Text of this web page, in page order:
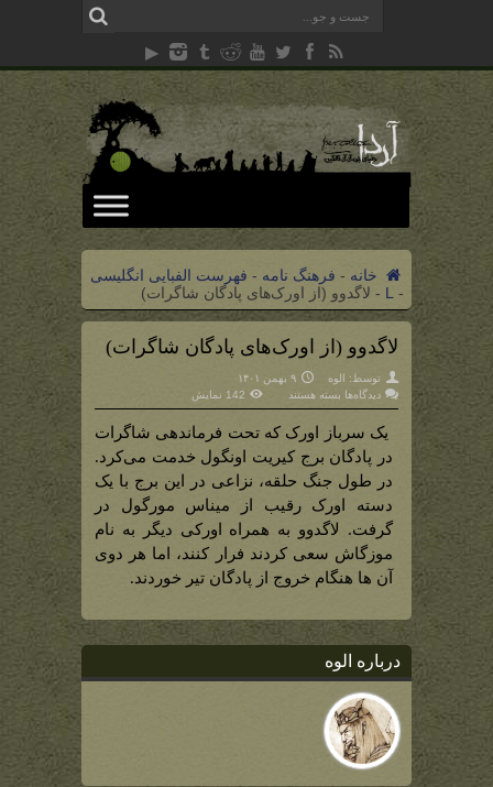
خانه - فرهنگ نامه - فهرست الفبایی انگلیسی
-
L
- لاگدوو (از اورک‌های پادگان شاگرات)
لاگدوو (از اورک‌های پادگان شاگرات)
توسط: الوه
۹ بهمن ۱۴۰۱
دیدگاه‌ها برای
اورک‌های
پادگان
شاگرات)
بسته هستند 142 نمایش
یک سرباز اورک که تحت فرماندهی شاگرات
در پادگان برج کیریت اونگول خدمت می‌کرد.
در طول جنگ حلقه، نزاعی در این برج با یک
دسته اورک رقیب از میناس مورگول در
گرفت. لاگدوو به همراه اورکی دیگر به نام
موزگاش سعی کردند فرار کنند، اما هر دوی
آن ها هنگام خروج از پادگان تیر خوردند.
درباره الوه